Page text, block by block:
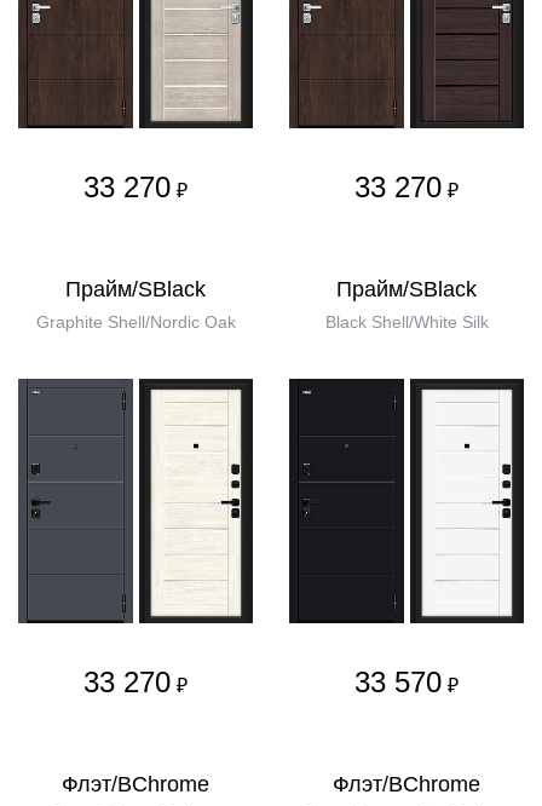
33 270 ₽ 33 270 ₽
Прайм/SBlack
Graphite Shell/Nordic Oak
33 270 ₽
Прайм/SBlack
Black Shell/White Silk
33 570 ₽
Флэт/BChrome Флэт/BChrome